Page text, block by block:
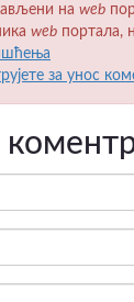
на wеb
wеb портала,
за унос